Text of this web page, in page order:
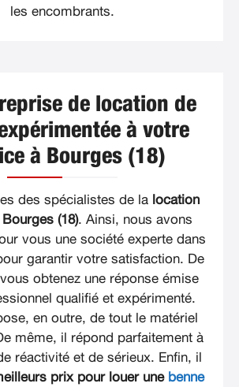
les encombrants.
de location de
à votre
à Bourges (18)
des spécialistes de la location
(18). Ainsi, nous avons
vous une société experte dans
garantir votre satisfaction. De
obtenez une réponse émise
qualifié et expérimenté.
en outre, de tout le matériel
même, il répond parfaitement à
réactivité et de sérieux. Enfin, il
prix pour louer une benne